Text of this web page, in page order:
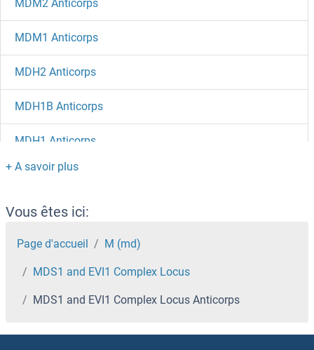
MDM2 Anticorps
MDM1 Anticorps
MDH2 Anticorps
MDH1B Anticorps
MDH1 Anticorps
MDGA2 Anticorps
MDGA1 Anticorps
MDFIC Anticorps
MDFI Anticorps
Vous êtes ici:
Page d'accueil M (md)
MDS1 and EVI1 Complex Locus
MDS1 and EVI1 Complex Locus Anticorps